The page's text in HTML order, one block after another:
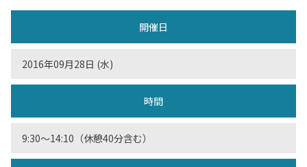
開催日
2016年09月28日 (水)
時間
9:30〜14:10（休憩40分含む）